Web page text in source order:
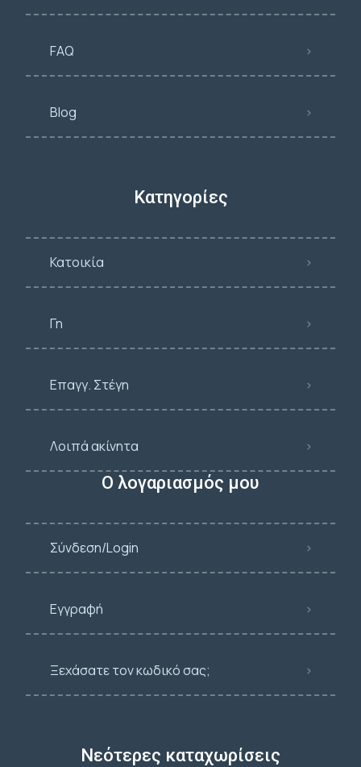
FAQ
Blog
Κατηγορίες
Κατοικία
Γη
Επαγγ. Στέγη
Λοιπά ακίνητα
Ο λογαριασμός μου
Σύνδεση/Login
Εγγραφή
Ξεχάσατε τον κωδικό σας;
Νεότερες καταχωρίσεις